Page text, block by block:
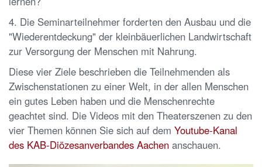
4. Die Seminarteilnehmer forderten den Ausbau und die
"Wiederentdeckung" der kleinbäuerlichen Landwirtschaft
zur Versorgung der Menschen mit Nahrung.
Diese vier Ziele beschrieben die Teilnehmenden als
Zwischenstationen zu einer Welt, in der allen Menschen
ein gutes Leben haben und die Menschenrechte
geachtet sind. Die Videos mit den Theaterszenen zu den
vier Themen können Sie sich auf dem Youtube-Kanal
des KAB-Diözesanverbandes Aachen anschauen.